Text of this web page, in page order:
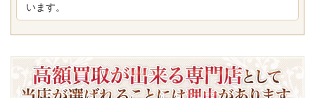
います。